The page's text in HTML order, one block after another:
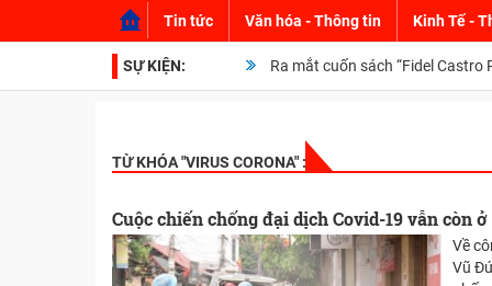
Tin tức Văn hóa - Thông tin Kinh Tế -
SỰ KIỆN: Ra mắt cuốn sách “Fidel Castro Ruz:
TỪ KHÓA "VIRUS CORONA" :
Cuộc chiến chống đại dịch Covid-19 vẫn còn
Về
Vũ